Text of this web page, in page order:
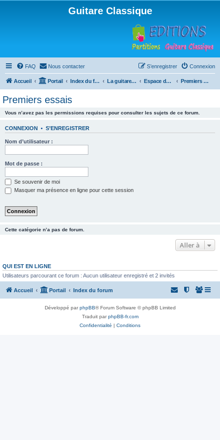
Guitare Classique
FAQ Nous contacter Connexion
S’enregistrer
Accueil Portail Index du forum La guitare : instrument, cours et théorie Espace débutants Premiers essais
Premiers essais
Vous n’avez pas les permissions requises pour consulter les sujets de ce forum.
CONNEXION • S’ENREGISTRER
Nom d’utilisateur :
Mot de passe :
Se souvenir de moi
Masquer ma présence en ligne pour cette session
Cette catégorie n’a pas de forum.
Aller à
QUI EST EN LIGNE
Utilisateurs parcourant ce forum : Aucun utilisateur enregistré et 2 invités
Accueil Portail Index du forum
Développé parphpBB® Forum Software © phpBB Limited
Traduit parphpBB-fr.com
Confidentialité | Conditions